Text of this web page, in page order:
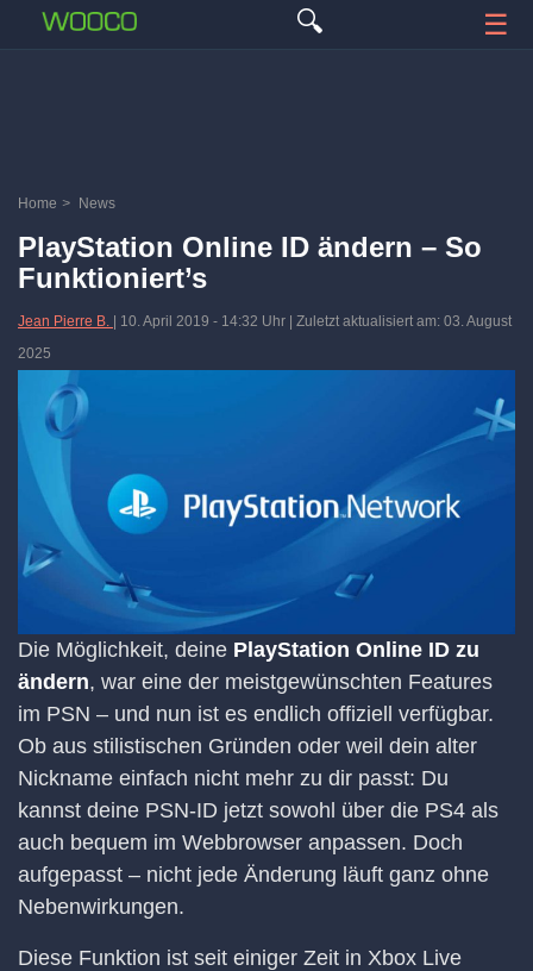
🔍 ☰
Home > News
PlayStation Online ID ändern – So
Funktioniert’s
Jean Pierre B. 10. April 2019 - 14:32 Uhr | Zuletzt aktualisiert am: 03. August
2025
Die Möglichkeit, deine PlayStation Online ID zu
ändern, war eine der meistgewünschten Features
im PSN – und nun ist es endlich offiziell verfügbar.
Ob aus stilistischen Gründen oder weil dein alter
Nickname einfach nicht mehr zu dir passt: Du
kannst deine PSN-ID jetzt sowohl über die PS4 als
auch bequem im Webbrowser anpassen. Doch
aufgepasst – nicht jede Änderung läuft ganz ohne
Nebenwirkungen.
Diese Funktion ist seit einiger Zeit in Xbox Live